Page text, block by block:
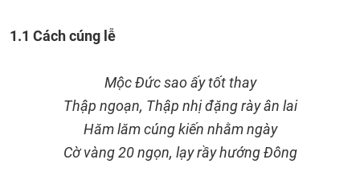
1.1 Cách cúng lễ
Mộc Đức sao ấy tốt thay
Thập ngoạn, Thập nhị đặng rày ân lai
Hăm lăm cúng kiến nhằm ngày
Cờ vàng 20 ngọn, lạy rầy hướng Đông